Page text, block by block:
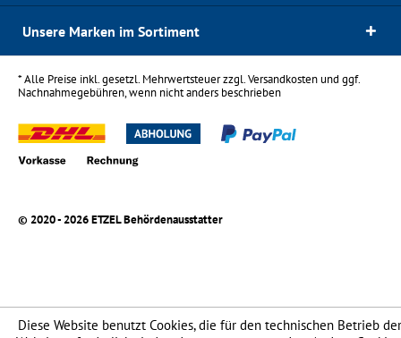
Unsere Marken im Sortiment
* Alle Preise inkl. gesetzl. Mehrwertsteuer zzgl.Versandkostenund ggf.
Nachnahmegebühren, wenn nicht anders beschrieben
© 2020 - 2026 ETZEL Behördenausstatter
Diese Website benutzt Cookies, die für den technischen Betrieb der